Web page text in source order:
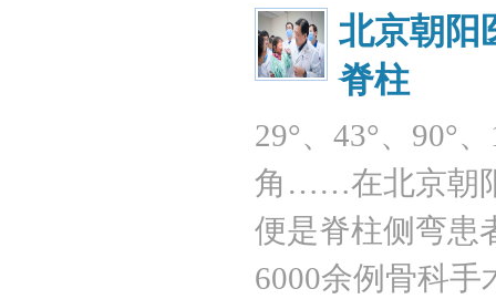
北京朝阳
脊柱
29°、43°、90°
角……在北京朝
便是脊柱侧弯患
6000余例骨科